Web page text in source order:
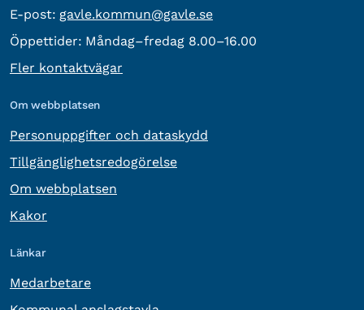
E-post: E-post:
gavle.kommun@gavle.se
Öppettider: Måndag–fredag 8.00–16.00
Fler kontaktvägar
Om webbplatsen
Personuppgifter och dataskydd
Tillgänglighetsredogörelse
Om webbplatsen
Kakor
Länkar
Medarbetare